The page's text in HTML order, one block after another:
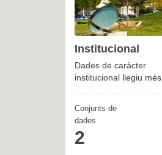
Institucional
Dades de caràcter
institucional llegiu més
Conjunts de
dades
2